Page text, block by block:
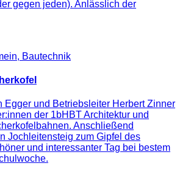
gegen jeden). Anlässlich der
, Bautechnik
Egger und Betriebsleiter Herbert Zinner
der 1bHBT Architektur und
Anschließend
Jochleitensteig zum Gipfel des
und interessanter Tag bei bestem